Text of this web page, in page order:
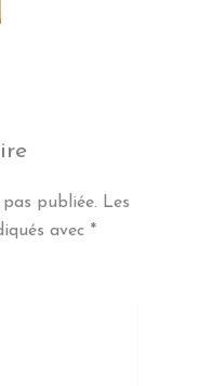
publiée. Les
avec *